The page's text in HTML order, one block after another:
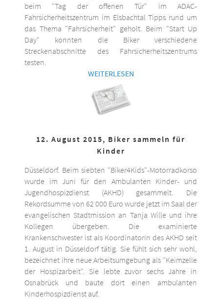
beim "Tag der offenen Tür" im ADAC-
Fahrsicherheitszentrum im Elsbachtal Tipps rund um
das Thema "Fahrsicherheit" geholt. Beim "Start Up
Day" konnten die Biker verschiedene
Streckenabschnitte des Fahrsicherheitszentrums
testen.
WEITERLESEN
12. August 2015, Biker sammeln für
Kinder
Düsseldorf. Beim siebten "Biker4Kids"-Motorradkorso
wurde im Juni für den Ambulanten Kinder- und
Jugendhospizdienst (AKHD) gesammelt. Die
Rekordsumme von 62 000 Euro wurde jetzt im Saal der
evangelischen Stadtmission an Tanja Wille und ihre
Kollegen übergeben. Die examinierte
Krankenschwester ist als Koordinatorin des AKHD seit
1. August in Düsseldorf tätig. Sie fühlt sich sehr wohl,
bezeichnet ihre neue Arbeitsumgebung als "Keimzelle
der Hospizarbeit". Sie lebte zuvor sechs Jahre in
Osnabrück und baute dort einen ambulanten
Kinderhospizdienst auf.